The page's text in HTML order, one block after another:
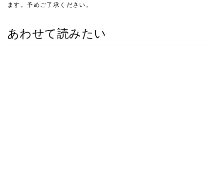
ます。予めご了承ください。
あわせて読みたい